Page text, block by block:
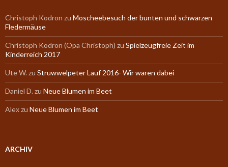
Christoph Kodron zu Moscheebesuch der bunten und schwarzen
Fledermäuse
Christoph Kodron (Opa Christoph) zu Spielzeugfreie Zeit im
Kinderreich 2017
Ute W.zu Struwwelpeter Lauf 2016- Wir waren dabei
Daniel D.zu Neue Blumen im Beet
Alexzu Neue Blumen im Beet
ARCHIV